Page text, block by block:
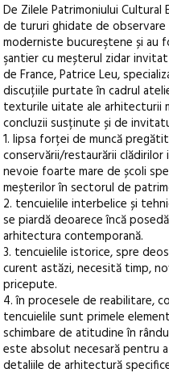
De Zilele Patrimoniului
de tururi ghidate de
moderniste bucureştene și
şantier cu meșterul zidar
de France, Patrice Leu,
discuțiile purtate în cadrul
texturile uitate ale arhitecturii
concluzii susținute și de
1. lipsa forței de muncă
conservării/restaurării clădirilor
nevoie foarte mare de școli
meșterilor în sectorul de
2. tencuielile interbelice și
se piardă deoarece încă
arhitectura contemporană.
3. tencuielile istorice, spre
curent astăzi, necesită timp,
pricepute.
4. în procesele de reabilitare,
tencuielile sunt primele
schimbare de atitudine în
este absolut necesară pentru
detaliile de arhitectură